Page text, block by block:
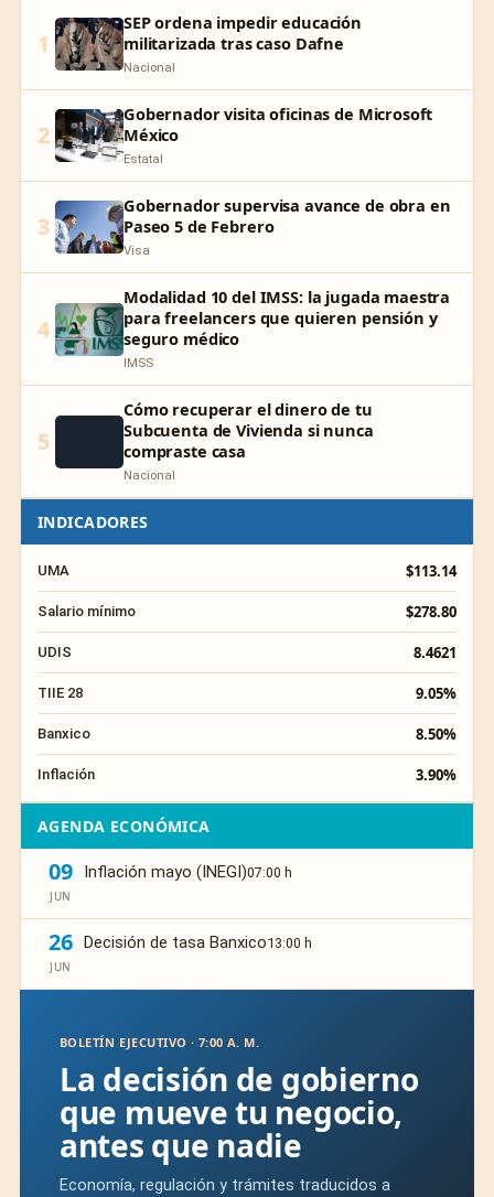
1
SEP ordena impedir educación
militarizada tras caso Dafne
Nacional
2
Gobernador visita oficinas de Microsoft
México
Estatal
3
Gobernador supervisa avance de obra en
Paseo 5 de Febrero
Visa
4
Modalidad 10 del IMSS: la jugada maestra
para freelancers que quieren pensión y
seguro médico
IMSS
5
Cómo recuperar el dinero de tu
Subcuenta de Vivienda si nunca
compraste casa
Nacional
INDICADORES
UMA $113.14
Salario mínimo $278.80
UDIS 8.4621
TIIE 28 9.05%
Banxico 8.50%
Inflación 3.90%
AGENDA ECONÓMICA
09
JUN
Inflación mayo (INEGI)07:00 h
26
JUN
Decisión de tasa Banxico13:00 h
BOLETÍN EJECUTIVO · 7:00 A. M.
La decisión de gobierno
que mueve tu negocio,
antes que nadie
Economía, regulación y trámites traducidos a